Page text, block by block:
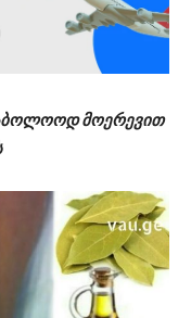
მოერევით